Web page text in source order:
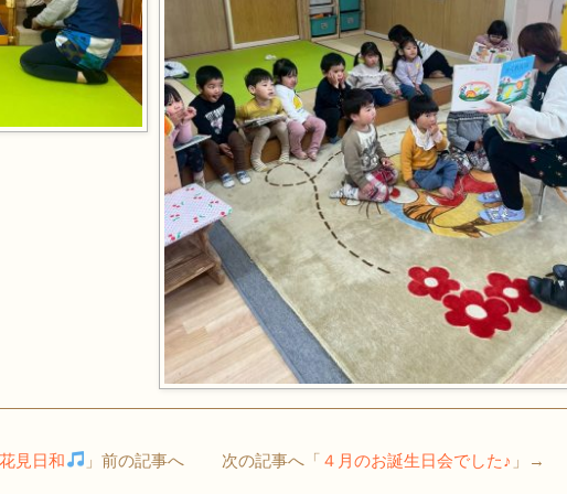
見日和 」前の記事へ 次の記事へ「 ４月のお誕生日会でした♪ 」→